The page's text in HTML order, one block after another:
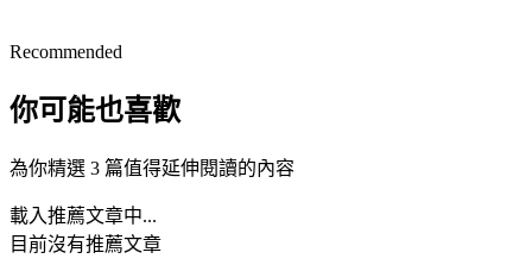
Recommended
你可能也喜歡
為你精選 3 篇值得延伸閱讀的內容
載入推薦文章中...
目前沒有推薦文章